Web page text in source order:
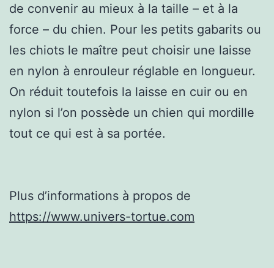
de convenir au mieux à la taille – et à la
force – du chien. Pour les petits gabarits ou
les chiots le maître peut choisir une laisse
en nylon à enrouleur réglable en longueur.
On réduit toutefois la laisse en cuir ou en
nylon si l’on possède un chien qui mordille
tout ce qui est à sa portée.
Plus d’informations à propos de
https://www.univers-tortue.com